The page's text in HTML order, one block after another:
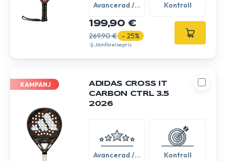
Avancerad /
Kontroll
199,90 €
269,90 € - 25%
Jämförelsepris
KAMPANJ
ADIDAS CROSS IT
CARBON CTRL 3.5
2026
Avancerad /
Kontroll